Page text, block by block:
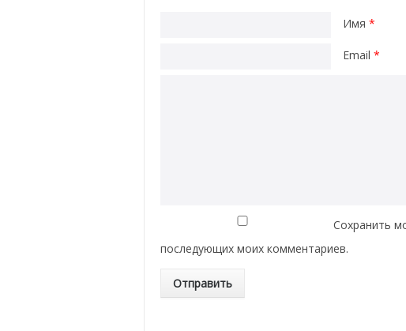
Имя *
Email *
Сохранить
последующих моих комментариев.